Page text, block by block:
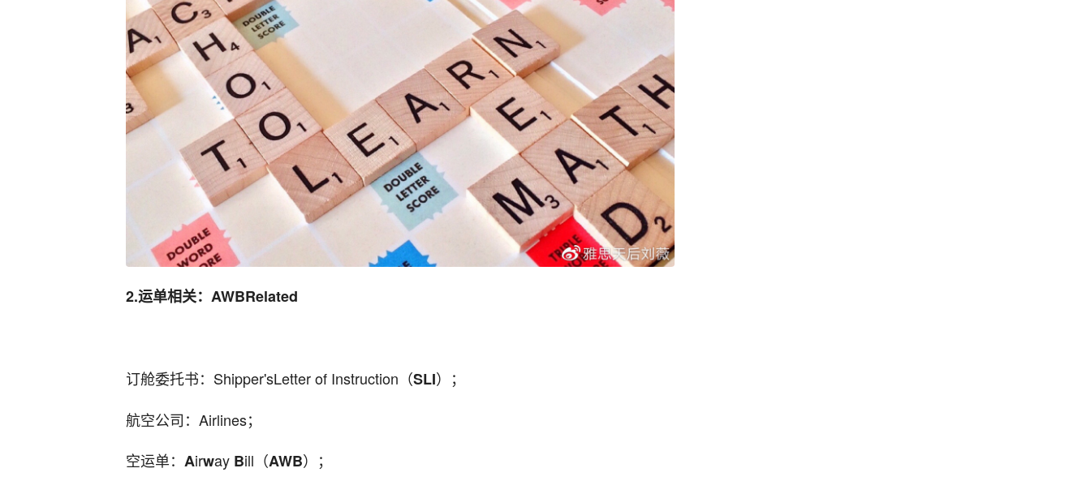
2.运单相关：AWBRelated
订舱委托书：Shipper'sLetter of Instruction（SLI）；
航空公司：Airlines；
空运单： Airway Bill（AWB）；